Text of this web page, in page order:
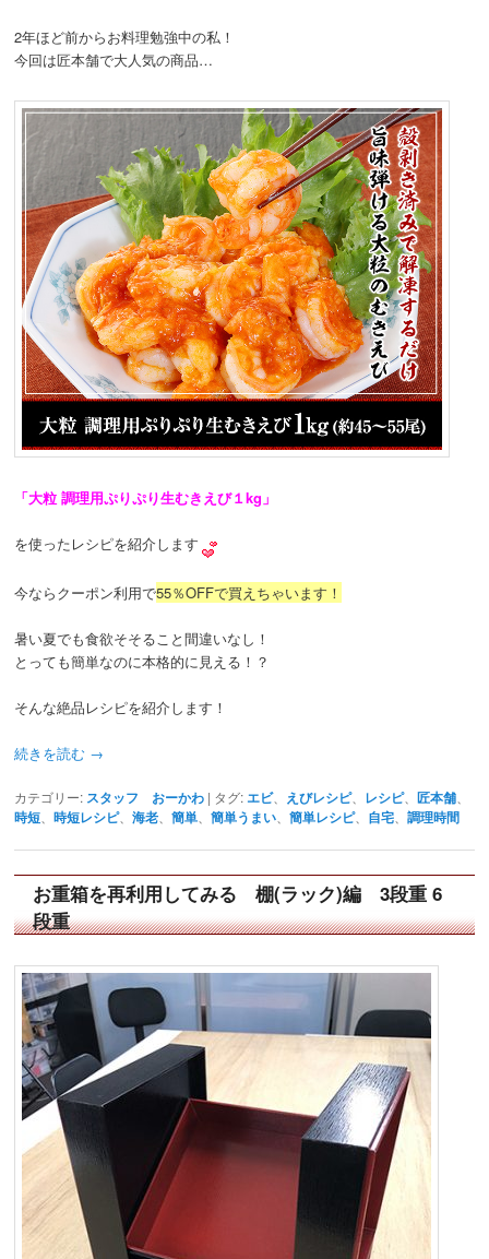
2年ほど前からお料理勉強中の私！
今回は匠本舗で大人気の商品…
「大粒 調理用ぷりぷり生むきえび１kg」
を使ったレシピを紹介します
今ならクーポン利用で55％OFFで買えちゃいます！
暑い夏でも食欲そそること間違いなし！
とっても簡単なのに本格的に見える！？
そんな絶品レシピを紹介します！
続きを読む →
カテゴリー: スタッフ おーかわ | タグ: エビ、 えびレシピ、 レシピ、匠本舗
時短 、時短レシピ、海老 、簡単 、簡単うまい 、簡単レシピ、 自宅 、調理時間
お重箱を再利用してみる 棚(ラック)編 3段重 6
段重